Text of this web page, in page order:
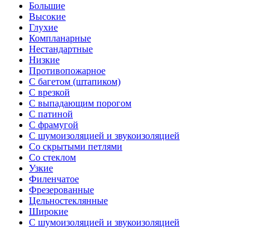
Большие
Высокие
Глухие
Компланарные
Нестандартные
Низкие
Противопожарное
С багетом (штапиком)
С врезкой
С выпадающим порогом
С патиной
С фрамугой
С шумоизоляцией и звукоизоляцией
Со скрытыми петлями
Со стеклом
Узкие
Филенчатое
Фрезерованные
Цельностеклянные
Широкие
С шумоизоляцией и звукоизоляцией